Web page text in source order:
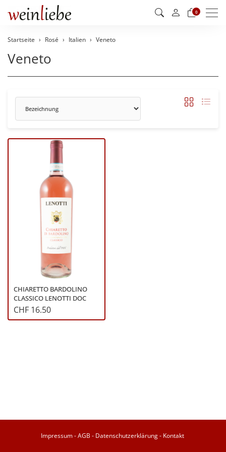
0
Startseite Rosé Italien Veneto
Veneto
Sortierung
CHIARETTO BARDOLINO
CLASSICO LENOTTI DOC
CHF 16.50
Impressum-AGB - Datenschutzerklärung- Kontakt